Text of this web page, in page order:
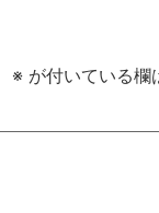
※ が付いている欄